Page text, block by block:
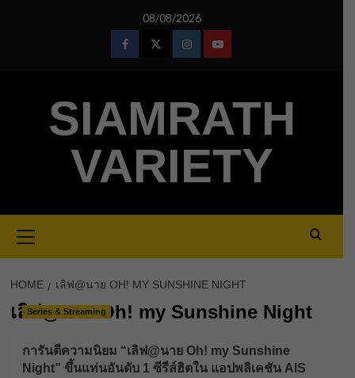
08/08/2026
FacebookTwitterInstagramYoutube
SIAMRATH
VARIETY
Menu
HOME เลิฟ@นาย OH! MY SUNSHINE NIGHT
เลิฟ@นาย Oh! my Sunshine Night
Series & Streaming
การันตีความนิยม “เลิฟ@นาย Oh! my Sunshine
Night” ขึ้นแท่นอันดับ 1 ซีรีส์ฮิตใน แอปพลิเคชัน AIS